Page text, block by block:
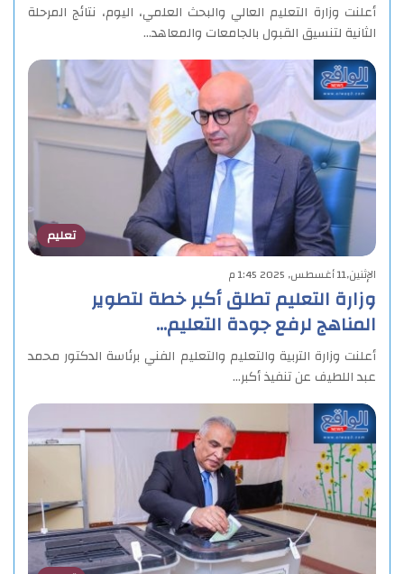
أعلنت وزارة التعليم العالي والبحث العلمي، اليوم، نتائج المرحلة
الثانية لتنسيق القبول بالجامعات والمعاهد…
تعليم
الإثنين,11 أغسطس, 2025 1:45 م
وزارة التعليم تطلق أكبر خطة لتطوير
المناهج لرفع جودة التعليم…
أعلنت وزارة التربية والتعليم والتعليم الفني برئاسة الدكتور محمد
عبد اللطيف عن تنفيذ أكبر…